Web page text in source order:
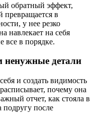
обратный эффект,
превращается в
у нее резко
навлекает на себя
все в порядке.
ненужные детали
и создать видимость
почему она
отчет, как стояла в
после